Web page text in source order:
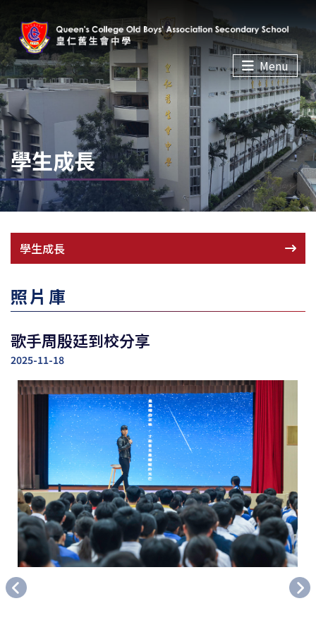
Menu
學生成長
學生成長
照片庫
歌手周殷廷到校分享
2025-11-18